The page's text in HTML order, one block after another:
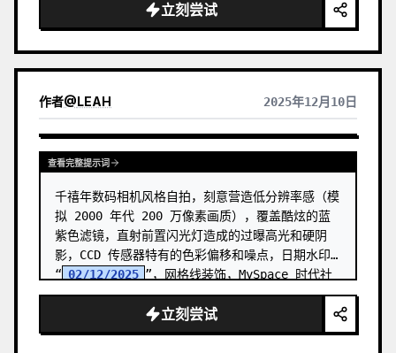
立刻尝试
作者@LEAH 2025年12月10日
查看完整提示词
千禧年数码相机风格自拍，刻意营造低分辨率感（模
拟 2000 年代 200 万像素画质），覆盖酷炫的蓝
紫色滤镜，直射前置闪光灯造成的过曝高光和硬阴
影，CCD 传感器特有的色彩偏移和噪点，日期水印
“ 02/12/2025 ”，网格线装饰，MySpace 时代社
交媒体质感，1:1 正方形构图
立刻尝试